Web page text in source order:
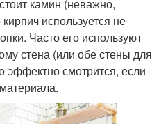
камин (неважно,
используется не
Часто его используют
стена (или обе стены для
эффектно смотрится, если